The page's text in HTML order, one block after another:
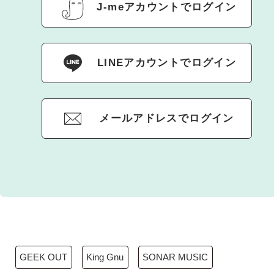
J-meアカウントでログイン
LINEアカウントでログイン
メールアドレスでログイン
GEEK OUT King Gnu SONAR MUSIC